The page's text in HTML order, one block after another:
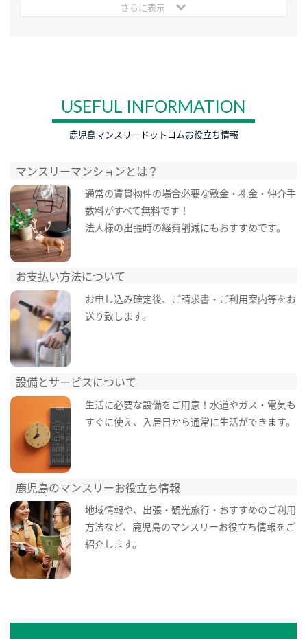
さらに表示
USEFUL INFORMATION
鹿児島マンスリードットコムお役立ち情報
マンスリーマンションとは？
通常の賃貸物件の場合必要な敷金・礼金・仲介手
数料がすべて無料です！
法人様の出張時の経費削減にもおすすめです。
お支払い方法について
お申し込み確定後、ご請求書・ご利用案内等をお
送り致します。
設備とサービスについて
生活に必要な設備をご用意！水道やガス・電気も
すぐに使え、入居日から通常に生活ができます。
鹿児島のマンスリーお役立ち情報
地域情報や、出張・観光旅行・おすすめのご利用
方法など、鹿児島のマンスリーお役立ち情報をご
紹介します。